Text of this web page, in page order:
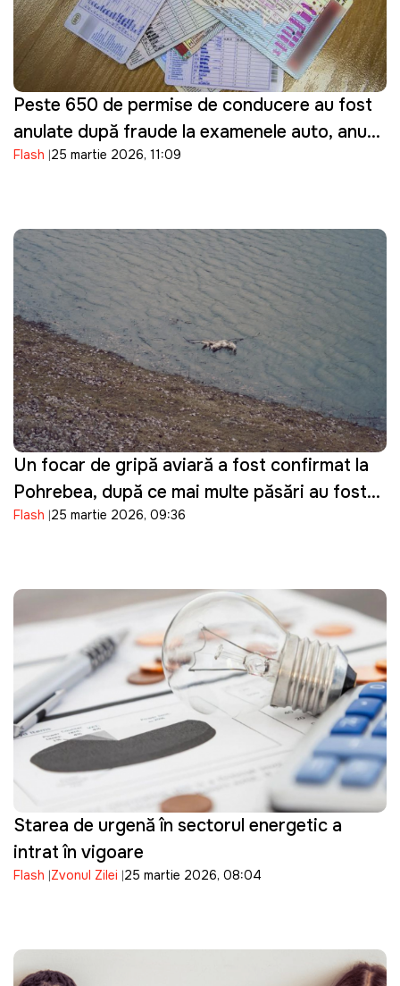
Peste 650 de permise de conducere au fost
anulate după fraude la examenele auto, anunţă
ASP
Flash 25 martie 2026, 11:09
Un focar de gripă aviară a fost confirmat la
Pohrebea, după ce mai multe păsări au fost
descoperite moarte pe Nistru
Flash 25 martie 2026, 09:36
Starea de urgență în sectorul energetic a
intrat în vigoare
Flash Zvonul Zilei 25 martie 2026, 08:04